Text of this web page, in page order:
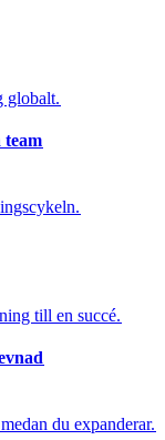
globalt.​​
team​​
till en succé.​​
du expanderar.​​